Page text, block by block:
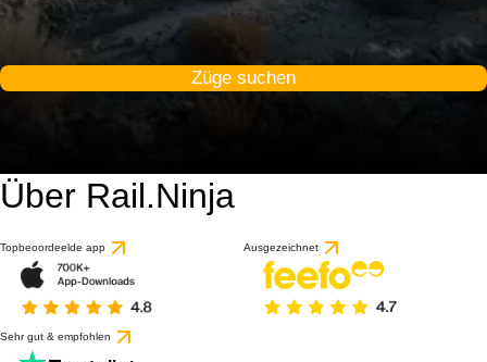
Züge suchen
Über Rail.Ninja
Topbeoordeelde app Ausgezeichnet
Sehr gut & empfohlen